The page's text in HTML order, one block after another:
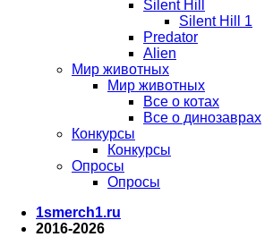
Silent Hill
Silent Hill 1
Predator
Alien
Мир животных
Мир животных
Все о котах
Все о динозаврах
Конкурсы
Конкурсы
Опросы
Опросы
1smerch1.ru
2016-2026